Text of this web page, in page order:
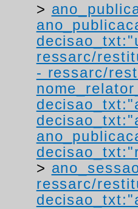
>
ressarc/
- ressarc/
>
ressarc/